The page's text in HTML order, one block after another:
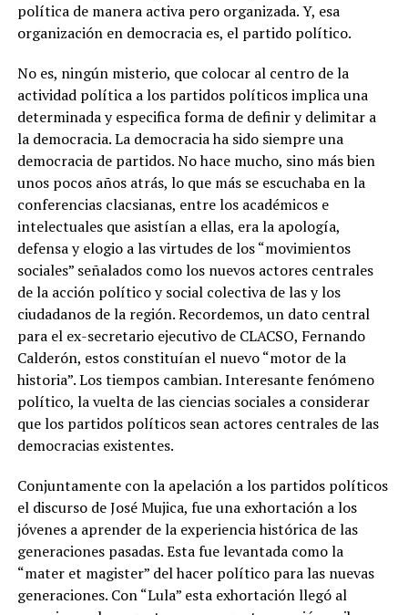
política de manera activa pero organizada. Y, esa
organización en democracia es, el partido político.
No es, ningún misterio, que colocar al centro de la
actividad política a los partidos políticos implica una
determinada y especifica forma de definir y delimitar a
la democracia. La democracia ha sido siempre una
democracia de partidos. No hace mucho, sino más bien
unos pocos años atrás, lo que más se escuchaba en la
conferencias clacsianas, entre los académicos e
intelectuales que asistían a ellas, era la apología,
defensa y elogio a las virtudes de los “movimientos
sociales” señalados como los nuevos actores centrales
de la acción político y social colectiva de las y los
ciudadanos de la región. Recordemos, un dato central
para el ex-secretario ejecutivo de CLACSO, Fernando
Calderón, estos constituían el nuevo “motor de la
historia”. Los tiempos cambian. Interesante fenómeno
político, la vuelta de las ciencias sociales a considerar
que los partidos políticos sean actores centrales de las
democracias existentes.
Conjuntamente con la apelación a los partidos políticos
el discurso de José Mujica, fue una exhortación a los
jóvenes a aprender de la experiencia histórica de las
generaciones pasadas. Esta fue levantada como la
“mater et magister” del hacer político para las nuevas
generaciones. Con “Lula” esta exhortación llegó al